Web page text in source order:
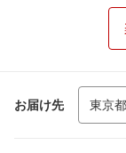
お届け先